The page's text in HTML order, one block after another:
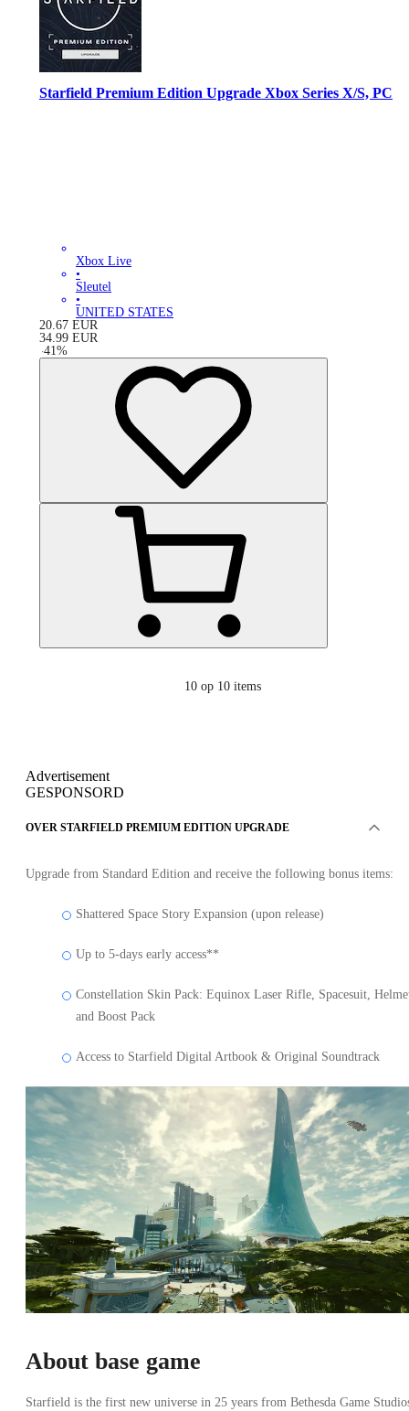
Starfield Premium Edition Upgrade Xbox Series X/S, PC
Xbox Live
•
Sleutel
•
UNITED STATES
20.67 EUR
34.99 EUR
-41%
10 op 10 items
Advertisement
GESPONSORD
OVER STARFIELD PREMIUM EDITION UPGRADE
Upgrade from Standard Edition and receive the following bonus items:
Shattered Space Story Expansion (upon release)
Up to 5-days early access**
Constellation Skin Pack: Equinox Laser Rifle, Spacesuit,
and Boost Pack
Access to Starfield Digital Artbook & Original Soundtrack
About base game
Starfield is the first new universe in 25 years from Bethesda Game